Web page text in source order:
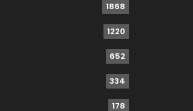
1868
1220
652
334
178